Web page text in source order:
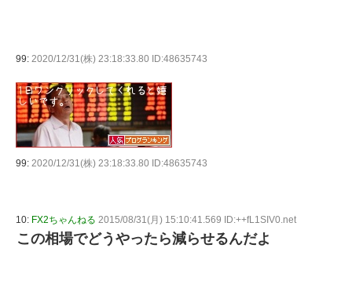
99: 2020/12/31(株) 23:18:33.80 ID:48635743
99: 2020/12/31(株) 23:18:33.80 ID:48635743
10: FX2ちゃんねる 2015/08/31(月) 15:10:41.569 ID:++fL1SIV0.net
この相場でどうやったら減らせるんだよ